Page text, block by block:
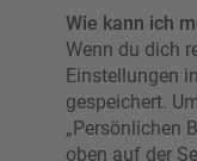
Wie kann ich
Wenn du dich
Einstellungen
gespeichert.
„Persönlichen
oben auf der